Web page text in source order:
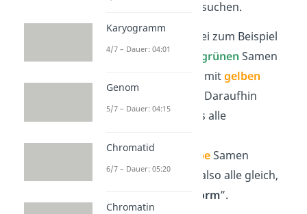
Nachkommen untersuchen.
Mendel kreuzte dabei zum Beispiel
Erbsenpflanzen
grünenSamen
mitgelben
Samen miteinander. Daraufhin
beobachtete er, dass alle
Erbsenpflanzen
gelbeSamen
besaßen. Sie waren also alle gleich,
uniform”.
Karyogramm
4/7 – Dauer: 04:01
Genom
5/7 – Dauer: 04:15
Chromatid
6/7 – Dauer: 05:20
Chromatin